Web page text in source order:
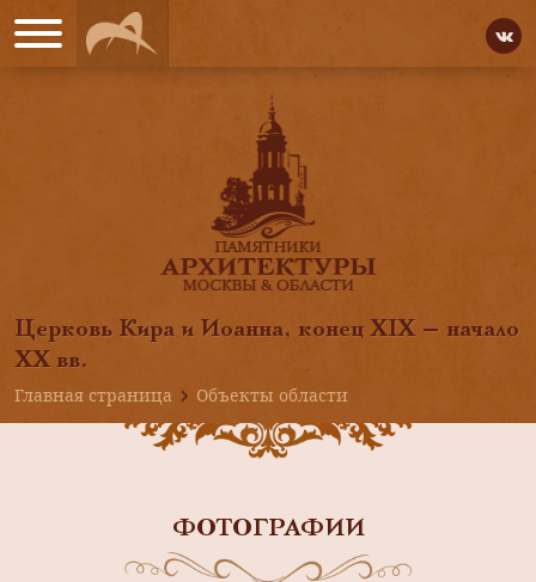
Церковь Кира и Иоанна, конец XIX — начало
ХХ вв.
Главная страница
Объекты области
ФОТОГРАФИИ